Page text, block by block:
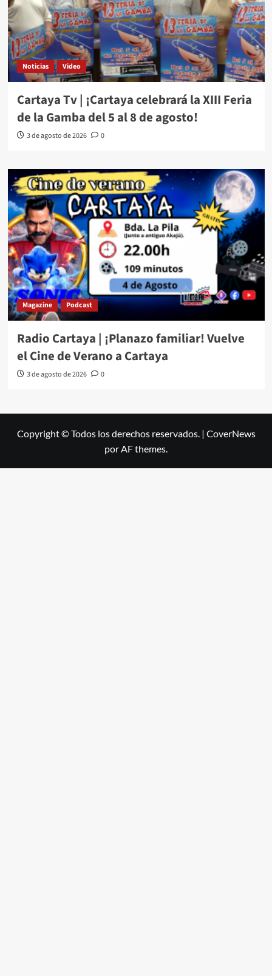
Noticias Video
Cartaya Tv | ¡Cartaya celebrará la XIII Feria
de la Gamba del 5 al 8 de agosto!
3 de agosto de 2026 0
Magazine Podcast
Radio Cartaya | ¡Planazo familiar! Vuelve
el Cine de Verano a Cartaya
3 de agosto de 2026 0
Copyright © Todos los derechos reservados. | CoverNews
por AF themes.